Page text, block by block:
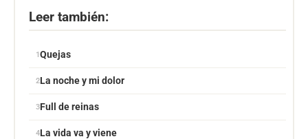
Leer también:
Quejas
La noche y mi dolor
Full de reinas
La vida va y viene